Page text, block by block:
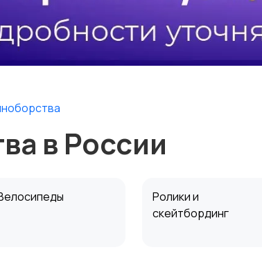
в России
Ролики и
скейтбординг